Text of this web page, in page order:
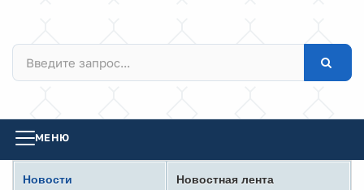
МЕНЮ
Новости
Новостная лента